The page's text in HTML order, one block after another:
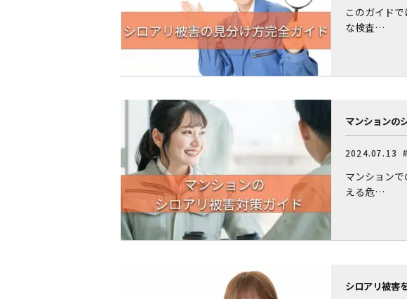
このガイド
な検査…
マンションの
2024.07.13
マンション
える危…
シロアリ被害